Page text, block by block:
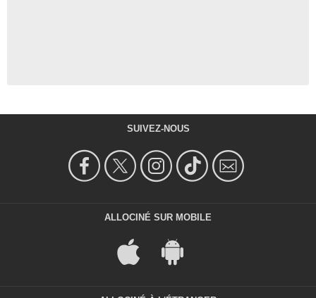
SUIVEZ-NOUS
ALLOCINÉ SUR MOBILE